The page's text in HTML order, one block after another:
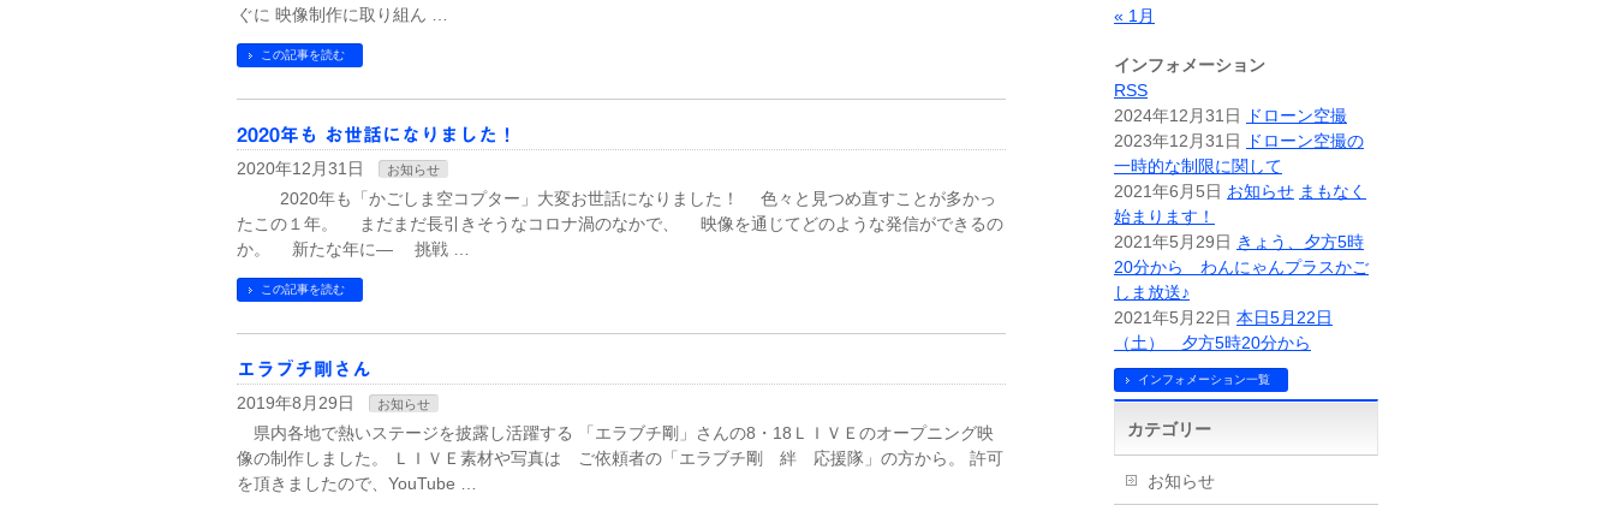
ぐに 映像制作に取り組ん …
この記事を読む
2020年も お世話になりました！
2020年12月31日
お知らせ
2020年も「かごしま空コプター」大変お世話になりました！ 色々と見つめ直すことが多かっ
たこの１年。 まだまだ長引きそうなコロナ渦のなかで、 映像を通じてどのような発信ができるの
か。 新たな年に― 挑戦 …
この記事を読む
エラブチ剛さん
2019年8月29日
お知らせ
県内各地で熱いステージを披露し活躍する 「エラブチ剛」さんの8・18ＬＩＶＥのオープニング映
像の制作しました。 ＬＩＶＥ素材や写真は ご依頼者の「エラブチ剛 絆 応援隊」の方から。 許可
を頂きましたので、YouTube …
« 1月
インフォメーション
RSS
2024年12月31日
ドローン空撮
2023年12月31日
ドローン空撮の
一時的な制限に関して
2021年6月5日 お知らせ まもなく
始まります！
2021年5月29日 きょう、夕方5時
20分から わんにゃんプラスかご
しま放送♪
2021年5月22日 本日5月22日
（土） 夕方5時20分から
インフォメーション一覧
カテゴリー
お知らせ